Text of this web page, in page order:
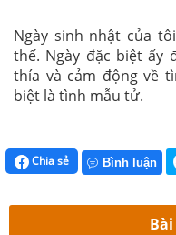
Ngày sinh nhật của
thế. Ngày đặc biệt ấy
thía và cảm động về
biệt là tình mẫu tử.
Chia sẻ Bình luận